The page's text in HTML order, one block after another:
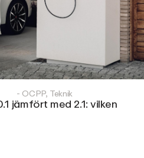
- OCPP, Teknik
jämfört med 2.1: vilken